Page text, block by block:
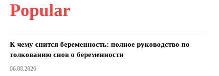
Popular
К чему снится беременность: полное руководство по
толкованию снов о беременности
06.08.2026